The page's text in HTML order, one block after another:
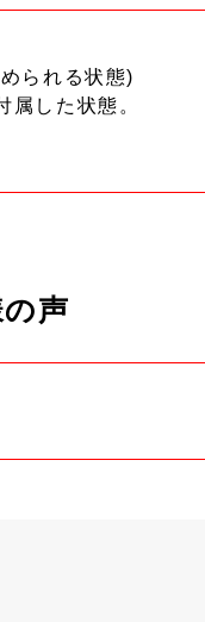
られる状態)
属した状態。
声